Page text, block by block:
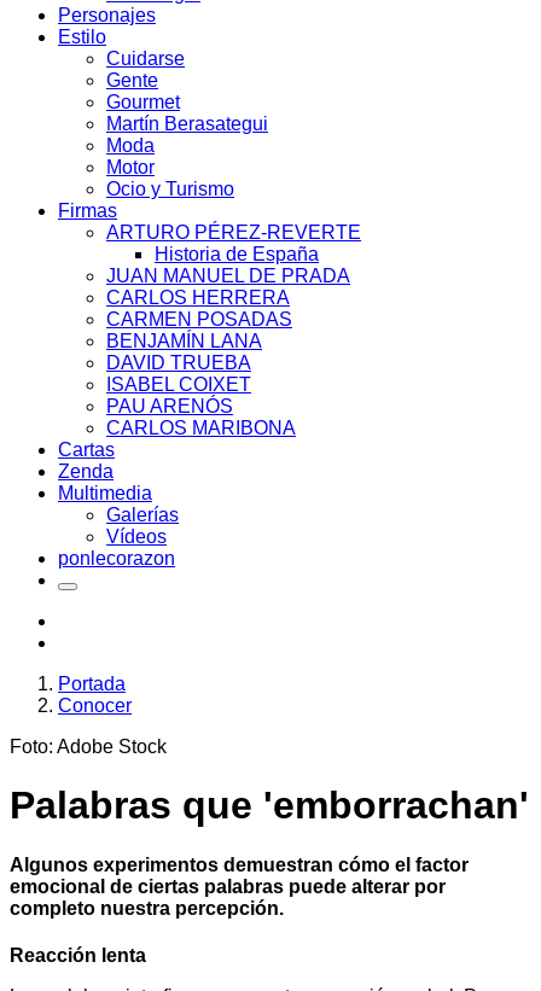
Personajes
Estilo
Cuidarse
Gente
Gourmet
Martín Berasategui
Moda
Motor
Ocio y Turismo
Firmas
ARTURO PÉREZ-REVERTE
Historia de España
JUAN MANUEL DE PRADA
CARLOS HERRERA
CARMEN POSADAS
BENJAMÍN LANA
DAVID TRUEBA
ISABEL COIXET
PAU ARENÓS
CARLOS MARIBONA
Cartas
Zenda
Multimedia
Galerías
Vídeos
ponlecorazon
Portada
Conocer
Foto: Adobe Stock
Palabras que 'emborrachan'
Algunos experimentos demuestran cómo el factor
emocional de ciertas palabras puede alterar por
completo nuestra percepción.
Reacción lenta